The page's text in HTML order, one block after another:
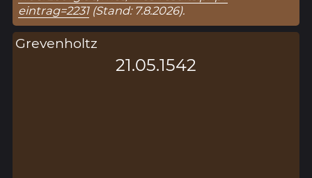
eintrag=2231(Stand: 7.8.2026).
Grevenholtz
21.05.1542